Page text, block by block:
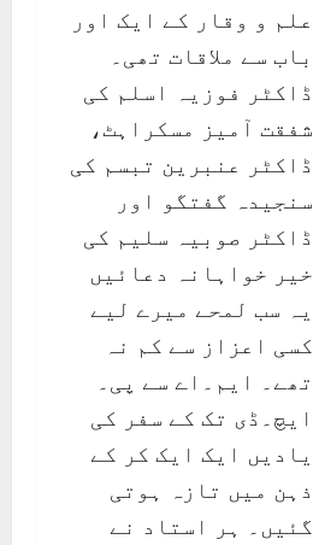
علم و وقار کے ایک اور
باب سے ملاقات تھی۔
ڈاکٹر فوزیہ اسلم کی
شفقت آمیز مسکراہٹ،
ڈاکٹر عنبرین تبسم کی
سنجیدہ گفتگو اور
ڈاکٹر صوبیہ سلیم کی
خیر خواہانہ دعائیں
یہ سب لمحے میرے لیے
کسی اعزاز سے کم نہ
تھے۔ ایم۔اے سے پی۔
ایچ۔ڈی تک کے سفر کی
یادیں ایک ایک کر کے
ذہن میں تازہ ہوتی
گئیں۔ ہر استاد نے